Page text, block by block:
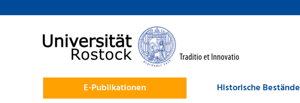
zum Inhalt
E-Publikationen Historische Bestände